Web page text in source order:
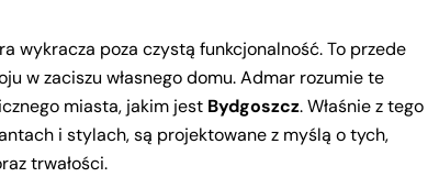
wykracza poza czystą funkcjonalność. To przede
w zaciszu własnego domu. Admar rozumie te
miasta, jakim jest Bydgoszcz. Właśnie z tego
i stylach, są projektowane z myślą o tych,
trwałości.